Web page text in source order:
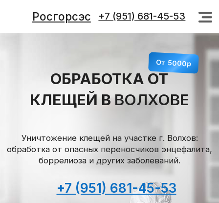
Росгорсэс +7 (951) 681-45-53
+7 (951) 681-45-53
Уничтожение клещей на участке г. Волхов:
обработка от опасных переносчиков энцефалита,
+7 (951) 681-45-53
КЛЕЩЕЙ В ВОЛХОВЕ